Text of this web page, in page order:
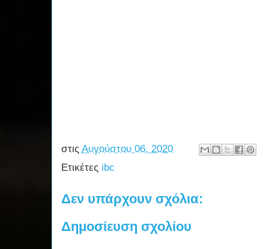
στις Αυγούστου 06, 2020
Ετικέτες ibc
Δεν υπάρχουν σχόλια:
Δημοσίευση σχολίου